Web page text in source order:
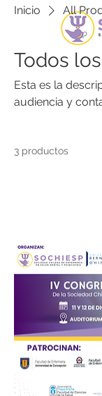
Inicio All
Todos
Esta es la
audiencia y
3 productos